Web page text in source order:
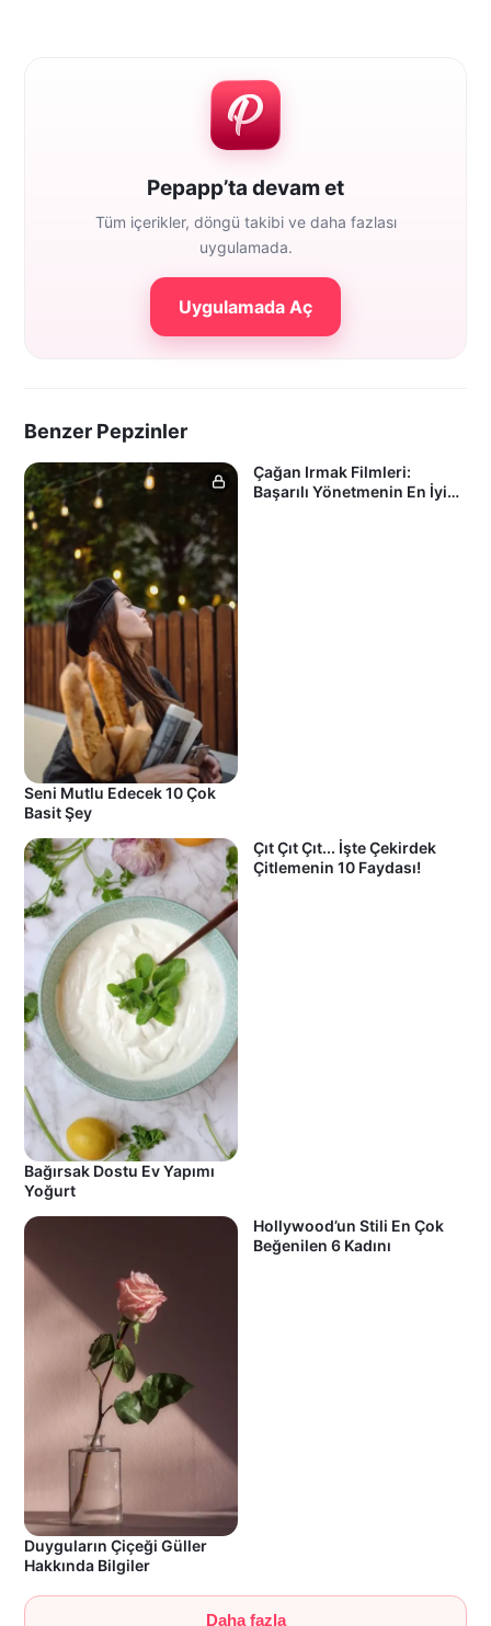
Pepapp’ta devam et
Tüm içerikler, döngü takibi ve daha fazlası
uygulamada.
Uygulamada Aç
Benzer Pepzinler
Seni Mutlu Edecek 10 Çok
Basit Şey
Çağan Irmak Filmleri:
Başarılı Yönetmenin En İyi
Bağırsak Dostu Ev Yapımı
Yoğurt
Çıt Çıt Çıt... İşte Çekirdek
Çitlemenin 10 Faydası!
Duyguların Çiçeği Güller
Hakkında Bilgiler
Hollywood’un Stili En Çok
Beğenilen 6 Kadını
Daha fazla